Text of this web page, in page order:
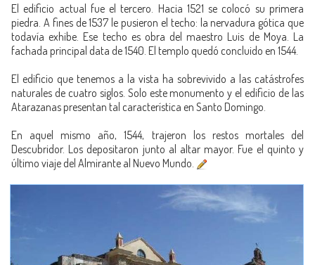
El edificio actual fue el tercero. Hacia 1521 se colocó su primera
piedra. A fines de 1537 le pusieron el techo: la nervadura gótica que
todavía exhibe. Ese techo es obra del maestro Luis de Moya. La
fachada principal data de 1540. El templo quedó concluido en 1544.
El edificio que tenemos a la vista ha sobrevivido a las catástrofes
naturales de cuatro siglos. Solo este monumento y el edificio de las
Atarazanas presentan tal característica en Santo Domingo.
En aquel mismo año, 1544, trajeron los restos mortales del
Descubridor. Los depositaron junto al altar mayor. Fue el quinto y
último viaje del Almirante al Nuevo Mundo.